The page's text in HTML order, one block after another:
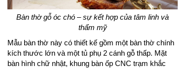
Bàn thờ gỗ óc chó – sự kết hợp của tâm linh và
thẩm mỹ
Mẫu bàn thờ này có thiết kế gồm một bàn thờ chính
kích thước lớn và một tủ phụ 2 cánh gỗ thấp. Mặt
bàn hình chữ nhật, khung bàn ốp CNC trạm khắc